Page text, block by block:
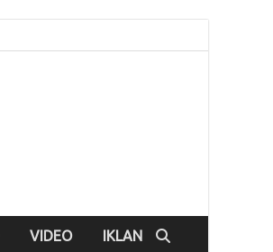
VIDEO IKLAN